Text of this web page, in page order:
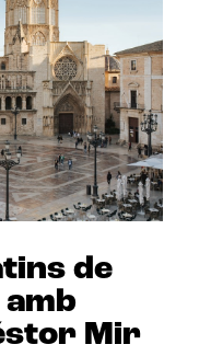
de
Mir